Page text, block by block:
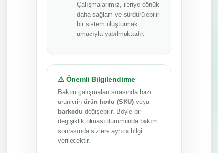
Çalışmalarımız, ileriye dönük
daha sağlam ve sürdürülebilir
bir sistem oluşturmak
amacıyla yapılmaktadır.
⚠️ Önemli Bilgilendirme
Bakım çalışmaları sırasında bazı
ürünlerin ürün kodu (SKU) veya
barkodu değişebilir. Böyle bir
değişiklik olması durumunda bakım
sonrasında sizlere ayrıca bilgi
verilecektir.